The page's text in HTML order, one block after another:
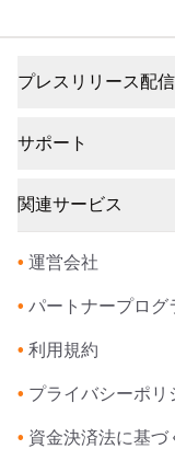
プレスリリース配信
サポート
関連サービス
• 運営会社
• パートナープログ
• 利用規約
• プライバシーポリ
• 資金決済法に基づ